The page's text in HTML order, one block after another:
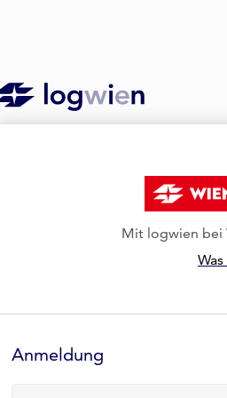
Mit logwien bei
Formular
Anmeldung